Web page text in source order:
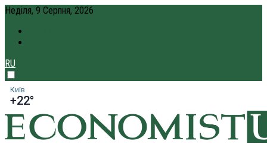
Неділя, 9 Серпня, 2026
RU
Київ
+22°